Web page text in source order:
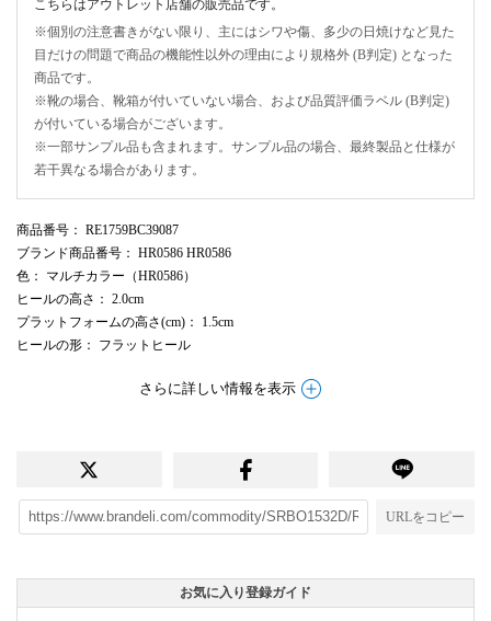
こちらはアウトレット店舗の販売品です。
※個別の注意書きがない限り、主にはシワや傷、多少の日焼けなど見た
目だけの問題で商品の機能性以外の理由により規格外 (B判定) となった
商品です。
※靴の場合、靴箱が付いていない場合、および品質評価ラベル (B判定)
が付いている場合がございます。
※一部サンプル品も含まれます。サンプル品の場合、最終製品と仕様が
若干異なる場合があります。
商品番号 ： RE1759BC39087
ブランド商品番号 ： HR0586 HR0586
色 ： マルチカラー（HR0586）
ヒールの高さ ： 2.0cm
プラットフォームの高さ(cm) ： 1.5cm
ヒールの形 ： フラットヒール
さらに詳しい情報を表示
URLをコピー
お気に入り登録ガイド